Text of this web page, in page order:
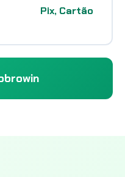
Pix, Cartão